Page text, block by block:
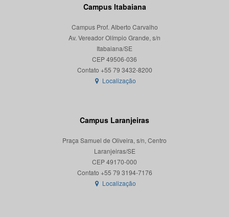
Campus Itabaiana
Campus Prof. Alberto Carvalho
Av. Vereador Olímpio Grande, s/n
Itabaiana/SE
CEP 49506-036
Localização
Campus Laranjeiras
Praça Samuel de Oliveira, s/n, Centro
Laranjeiras/SE
CEP 49170-000
Localização